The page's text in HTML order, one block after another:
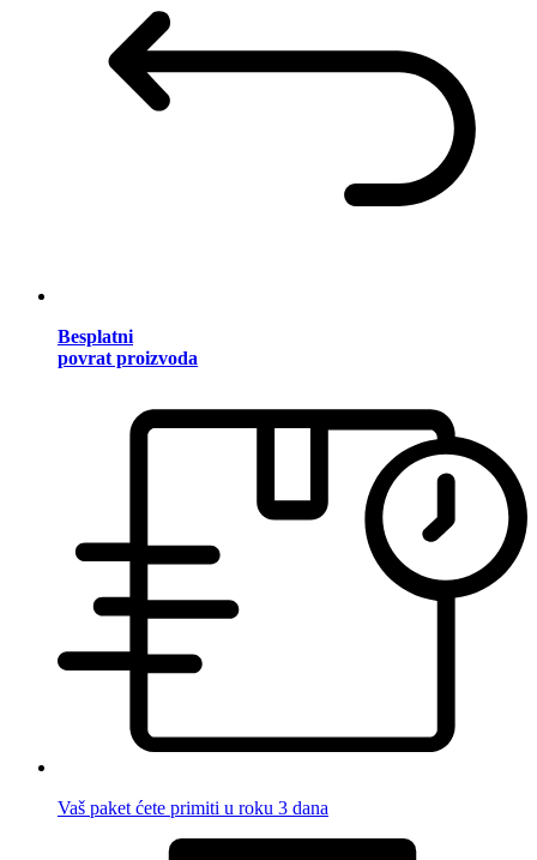
Besplatni
povrat proizvoda
Vaš paket ćete primiti u roku 3 dana